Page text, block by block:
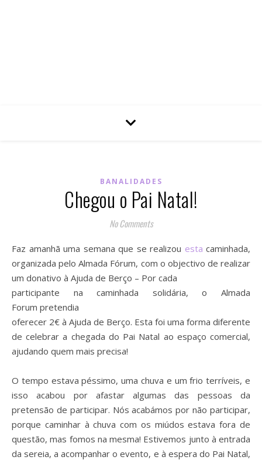
BANALIDADES
Chegou o Pai Natal!
No Comments
Faz amanhã uma semana que se realizou esta caminhada,
organizada pelo Almada Fórum, com o objectivo de realizar
um donativo à Ajuda de Berço – Por cada
participante na caminhada solidária,o Almada
Forum pretendia
oferecer 2€ à Ajuda de Berço. Esta foi uma forma diferente
de celebrar a chegada do Pai Natal ao espaço comercial,
ajudando quem mais precisa!
O tempo estava péssimo, uma chuva e um frio terríveis, e
isso acabou por afastar algumas das pessoas da
pretensão de participar. Nós acabámos por não participar,
porque caminhar à chuva com os miúdos estava fora de
questão, mas fomos na mesma! Estivemos junto à entrada
da sereia, a acompanhar o evento, e à espera do Pai Natal,